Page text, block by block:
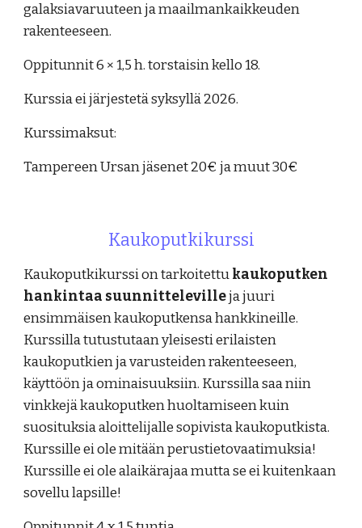
galaksiavaruuteen ja maailmankaikkeuden
rakenteeseen.
Oppitunnit 6 × 1,5 h. torstaisin kello 18.
Kurssia ei järjestetä syksyllä 2026.
Kurssimaksut:
Tampereen Ursan jäsenet 20€ ja muut 30€
Kaukoputkikurssi
Kaukoputkikurssi on tarkoitettukaukoputken
hankintaa suunnittelevilleja juuri
ensimmäisen kaukoputkensa hankkineille.
Kurssilla tutustutaan yleisesti erilaisten
kaukoputkien ja varusteiden rakenteeseen,
käyttöön ja ominaisuuksiin. Kurssilla saa niin
vinkkejä kaukoputken huoltamiseen kuin
suosituksia aloittelijalle sopivista kaukoputkista.
Kurssille ei ole mitään perustietovaatimuksia!
Kurssille ei ole alaikärajaa mutta se ei kuitenkaan
sovellu lapsille!